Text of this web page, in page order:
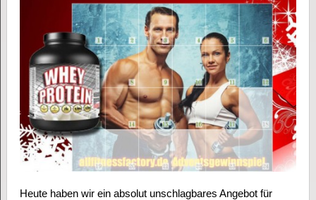
Heute haben wir ein absolut unschlagbares Angebot für